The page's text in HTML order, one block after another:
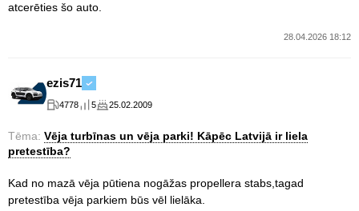
atcerēties šo auto.
28.04.2026 18:12
ezis71
4778 5 25.02.2009
Tēma: Vēja turbīnas un vēja parki! Kāpēc Latvijā ir liela
pretestība?
Kad no mazā vēja pūtiena nogāžas propellera stabs,tagad
pretestība vēja parkiem būs vēl lielāka.